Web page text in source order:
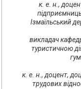
к. е. н.,
Ізмаїльський
викладач
туристичною
к. е. н., доцент,
трудових